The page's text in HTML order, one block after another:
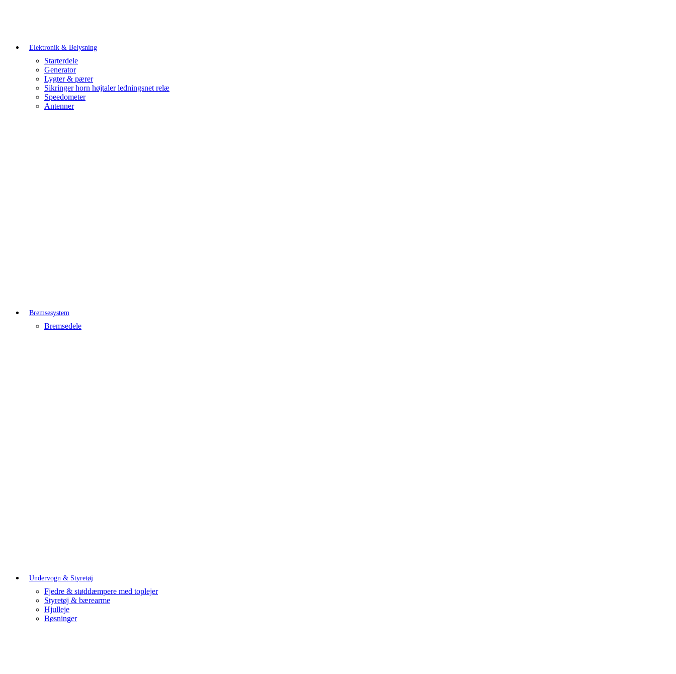
Elektronik & Belysning
Starterdele
Generator
Lygter & pærer
Sikringer horn højtaler ledningsnet relæ
Speedometer
Antenner
Bremsesystem
Bremsedele
Undervogn & Styretøj
Fjedre & støddæmpere med toplejer
Styretøj & bærearme
Hjulleje
Bøsninger